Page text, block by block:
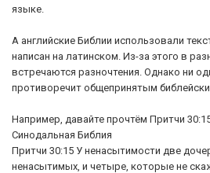
языке.
А английские Библии использовали
написан на латинском. Из-за этого в
встречаются разночтения. Однако ни
противоречит общепринятым
Например, давайте прочтём Притчи
Синодальная Библия
Притчи 30:15 У ненасытимости две
ненасытимых, и четыре, которые не